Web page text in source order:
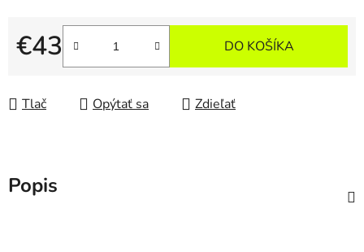
€43
Jednotková cena:
DO KOŠÍKA
Tlač Opýtať sa Zdieľať
Popis